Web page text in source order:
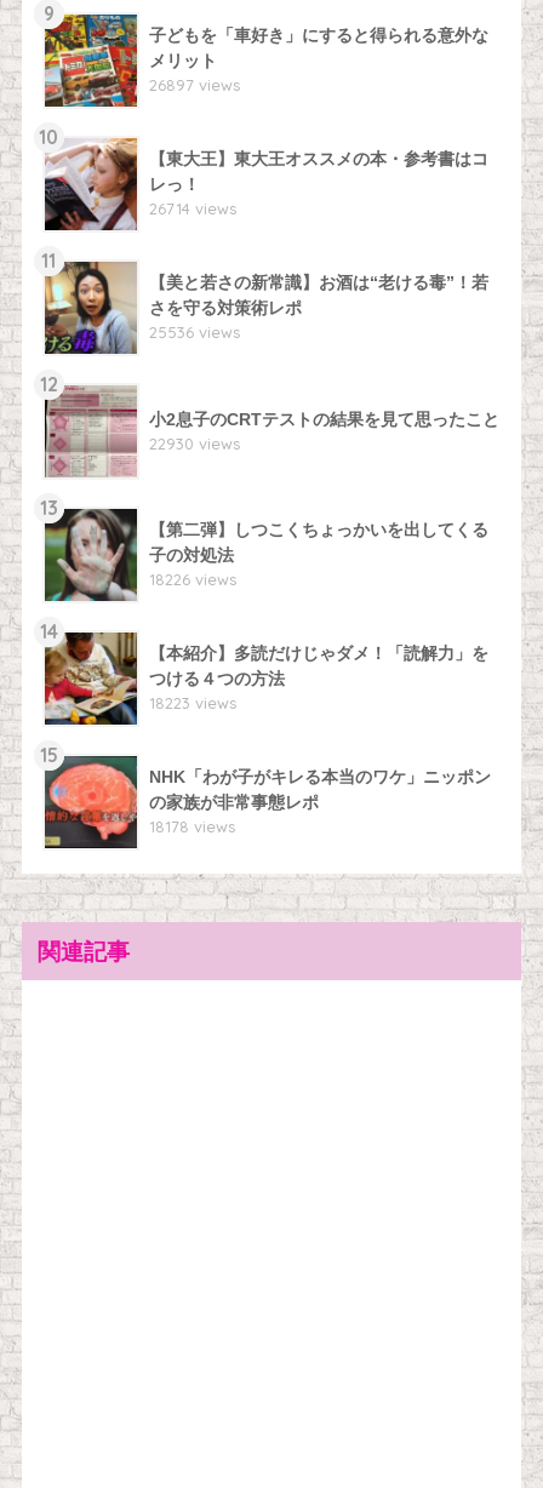
9
子どもを「車好き」にすると得られる意外な
メリット
26897 views
10
【東大王】東大王オススメの本・参考書はコ
レっ！
26714 views
11
【美と若さの新常識】お酒は“老ける毒”！若
さを守る対策術レポ
25536 views
12
小2息子のCRTテストの結果を見て思ったこと
22930 views
13
【第二弾】しつこくちょっかいを出してくる
子の対処法
18226 views
14
【本紹介】多読だけじゃダメ！「読解力」を
つける４つの方法
18223 views
15
NHK「わが子がキレる本当のワケ」ニッポン
の家族が非常事態レポ
18178 views
関連記事